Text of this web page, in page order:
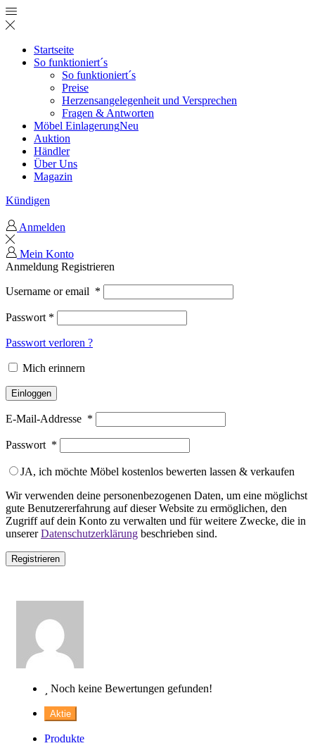
Startseite
So funktioniert´s
So funktioniert´s
Preise
Herzensangelegenheit und Versprechen
Fragen & Antworten
Möbel EinlagerungNeu
Auktion
Händler
Über Uns
Magazin
Kündigen
Anmelden
Mein Konto
Anmeldung Registrieren
Username or email *
Passwort *
Passwort verloren ?
Mich erinnern
Einloggen
E-Mail-Addresse *
Passwort *
JA, ich möchte Möbel kostenlos bewerten lassen & verkaufen
Wir verwenden deine personenbezogenen Daten, um eine möglichst
gute Benutzererfahrung auf dieser Website zu ermöglichen, den
Zugriff auf dein Konto zu verwalten und für weitere Zwecke, die in
unsererDatenschutzerklärung beschrieben sind.
Registrieren
Noch keine Bewertungen gefunden!
Aktie
Produkte